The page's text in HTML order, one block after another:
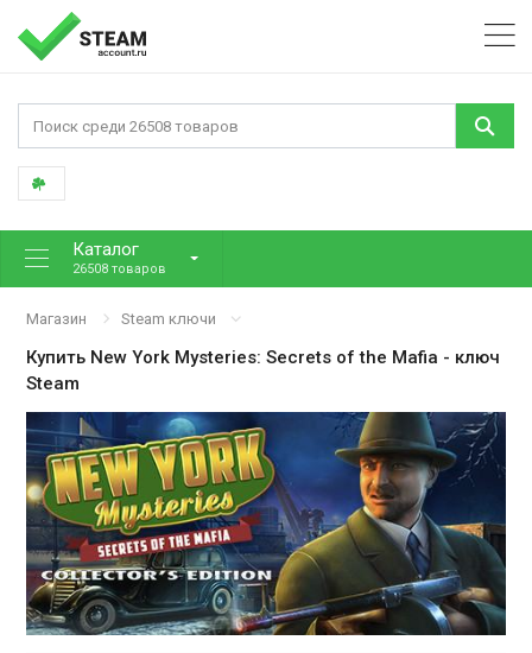
Каталог
26508 товаров
Магазин Steam ключи
Купить New York Mysteries: Secrets of the Mafia - ключ
Steam